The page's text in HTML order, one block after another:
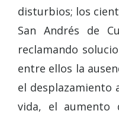
disturbios; los
San Andrés de
reclamando
entre ellos la
el desplazamiento
vida, el aumento